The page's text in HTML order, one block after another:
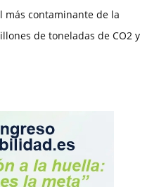
más contaminante de la
de toneladas de CO2 y